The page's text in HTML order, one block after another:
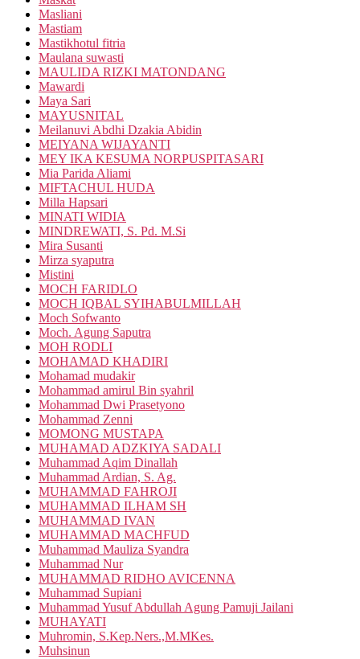
Masliani
Mastiam
Mastikhotul fitria
Maulana suwasti
MAULIDA RIZKI MATONDANG
Mawardi
Maya Sari
MAYUSNITAL
Meilanuvi Abdhi Dzakia Abidin
MEIYANA WIJAYANTI
MEY IKA KESUMA NORPUSPITASARI
Mia Parida Aliami
MIFTACHUL HUDA
Milla Hapsari
MINATI WIDIA
MINDREWATI, S. Pd. M.Si
Mira Susanti
Mirza syaputra
Mistini
MOCH FARIDLO
MOCH IQBAL SYIHABULMILLAH
Moch Sofwanto
Moch. Agung Saputra
MOH RODLI
MOHAMAD KHADIRI
Mohamad mudakir
Mohammad amirul Bin syahril
Mohammad Dwi Prasetyono
Mohammad Zenni
MOMONG MUSTAPA
MUHAMAD ADZKIYA SADALI
Muhammad Aqim Dinallah
Muhammad Ardian, S. Ag.
MUHAMMAD FAHROJI
MUHAMMAD ILHAM SH
MUHAMMAD IVAN
MUHAMMAD MACHFUD
Muhammad Mauliza Syandra
Muhammad Nur
MUHAMMAD RIDHO AVICENNA
Muhammad Supiani
Muhammad Yusuf Abdullah Agung Pamuji Jailani
MUHAYATI
Muhromin, S.Kep.Ners.,M.MKes.
Muhsinun